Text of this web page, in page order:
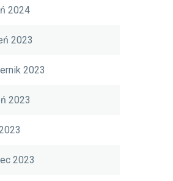
2024
2023
2023
2023
2023